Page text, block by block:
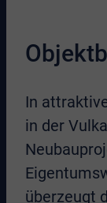
In
in der
überzeugt